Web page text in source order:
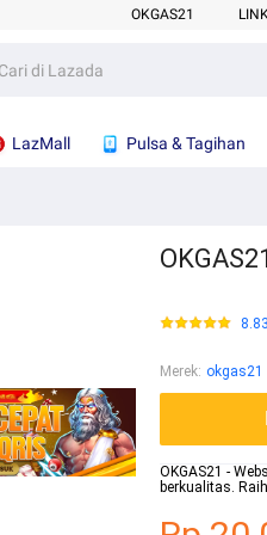
OKGAS21
LazMall Pulsa & Tagihan
Merek: okgas21
OKGAS21 -
berkualitas.